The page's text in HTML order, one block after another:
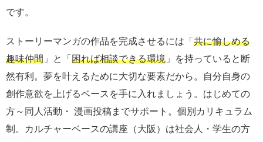
です。
ストーリーマンガの作品を完成させるには「 共に愉しめる
趣味仲間 」と「 困れば相談できる環境 」を持っていると断
然有利。夢を叶えるために大切な要素だから。自分自身の
創作意欲を上げるベースを手に入れましょう。はじめての
方～同人活動・ 漫画投稿までサポート。個別カリキュラム
制。カルチャーベースの講座（大阪）は社会人・学生の方